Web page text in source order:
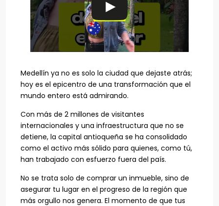
Medellín ya no es solo la ciudad que dejaste atrás;
hoy es el epicentro de una transformación que el
mundo entero está admirando.
Con más de 2 millones de visitantes
internacionales y una infraestructura que no se
detiene, la capital antioqueña se ha consolidado
como el activo más sólido para quienes, como tú,
han trabajado con esfuerzo fuera del país.
No se trata solo de comprar un inmueble, sino de
asegurar tu lugar en el progreso de la región que
más orgullo nos genera. El momento de que tus